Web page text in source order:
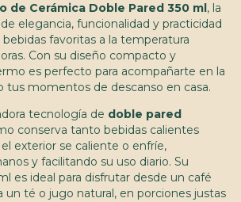
de Cerámica Doble Pared 350 ml , la
elegancia, funcionalidad y practicidad
favoritas a la temperatura
Con su diseño compacto y
es perfecto para acompañarte en la
tus momentos de descanso en casa.
tecnología de doble pared
conserva tanto bebidas calientes
exterior se caliente o enfríe,
y facilitando su uso diario. Su
es ideal para disfrutar desde un café
un té o jugo natural, en porciones justas